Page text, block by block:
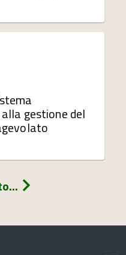
gestione del